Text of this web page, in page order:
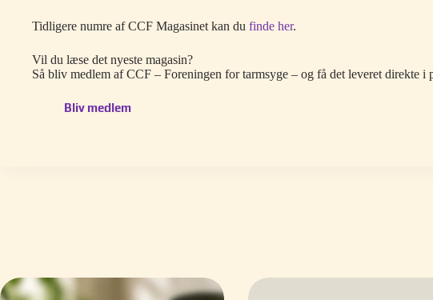
Tidligere numre af CCF Magasinet kan du finde her.
Vil du læse det nyeste magasin?
Så bliv medlem af CCF – Foreningen for tarmsyge – og få det leveret direkte i
Bliv medlem